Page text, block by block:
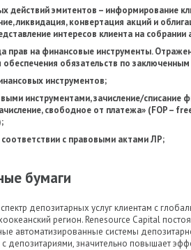
действий эмитентов – информирование
ликвидация, конвертация акций и
интересов клиента на
прав на финансовые инструменты.
обязательств по
инструментов;
инструментами, зачисление/
свободное от платежа» (FOP –
соответствии с правовыми актами ЛР;
бумаги
депозитарных услуг клиентам с
регион. Renesource Capital
автоматизированные системы
депозитариями, значительно повышает